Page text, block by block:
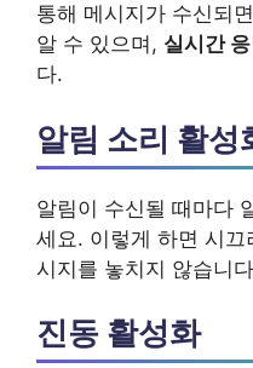
통해 메시지가 수신되
알 수 있으며, 실시간
다.
알림 소리 활성
알림이 수신될 때마다
세요. 이렇게 하면 시
시지를 놓치지 않습니
진동 활성화